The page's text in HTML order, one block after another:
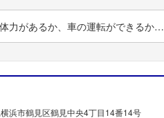
力があるか、車の運転ができるか…
浜市鶴見区鶴見中央4丁目14番14号